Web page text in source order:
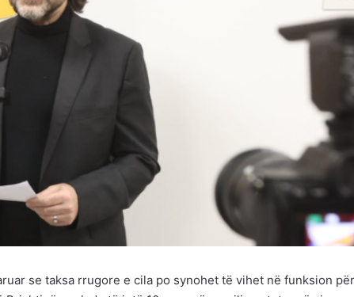
se taksa rrugore e cila po synohet të vihet në funksion për